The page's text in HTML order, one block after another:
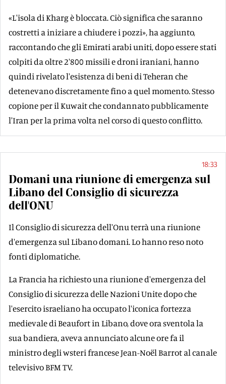
«L'isola di Kharg è bloccata. Ciò significa che saranno
costretti a iniziare a chiudere i pozzi», ha aggiunto,
raccontando che gli Emirati arabi uniti, dopo essere stati
colpiti da oltre 2'800 missili e droni iraniani, hanno
quindi rivelato l'esistenza di beni di Teheran che
detenevano discretamente fino a quel momento. Stesso
copione per il Kuwait che condannato pubblicamente
l'Iran per la prima volta nel corso di questo conflitto.
18:33
Domani una riunione di emergenza sul
Libano del Consiglio di sicurezza
dell'ONU
Il Consiglio di sicurezza dell'Onu terrà una riunione
d'emergenza sul Libano domani. Lo hanno reso noto
fonti diplomatiche.
La Francia ha richiesto una riunione d'emergenza del
Consiglio di sicurezza delle Nazioni Unite dopo che
l'esercito israeliano ha occupato l'iconica fortezza
medievale di Beaufort in Libano, dove ora sventola la
sua bandiera, aveva annunciato alcune ore fa il
ministro degli wsteri francese Jean-Noël Barrot al canale
televisivo BFM TV.